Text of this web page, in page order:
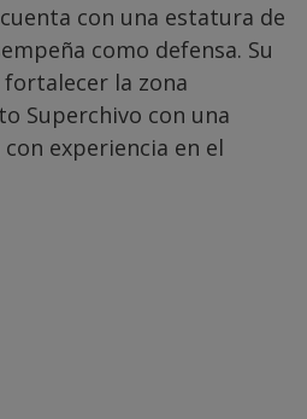
con una estatura de
como defensa. Su
la zona
Superchivo con una
experiencia en el